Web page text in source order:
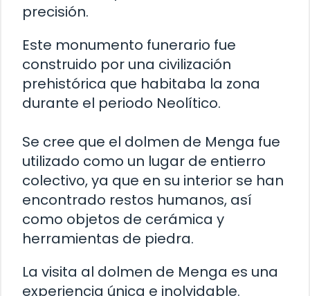
precisión.
Este monumento funerario fue
construido por una civilización
prehistórica que habitaba la zona
durante el periodo Neolítico.
Se cree que el dolmen de Menga fue
utilizado como un lugar de entierro
colectivo, ya que en su interior se han
encontrado restos humanos, así
como objetos de cerámica y
herramientas de piedra.
La visita al dolmen de Menga es una
experiencia única e inolvidable.